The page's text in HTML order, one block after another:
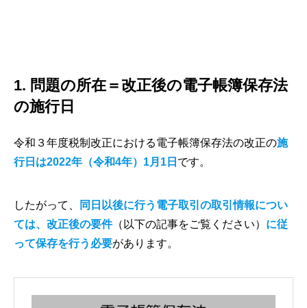
1. 問題の所在＝改正後の電子帳簿保存法
の施行日
令和３年度税制改正における電子帳簿保存法の改正の施
行日は2022年（令和4年）1月1日 です。
したがって、
同日以後に行う電子取引の取引情報につい
ては、改正後の要件（以下の記事をご覧ください） に従
って保存を行う必要があります。